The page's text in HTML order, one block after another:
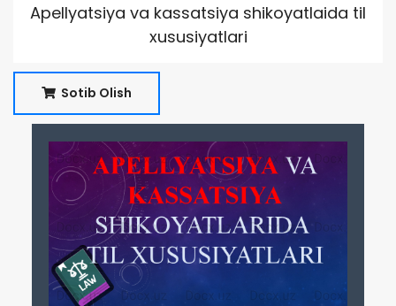
Apellyatsiya va kassatsiya shikoyatlaida til
xususiyatlari
Sotib Olish